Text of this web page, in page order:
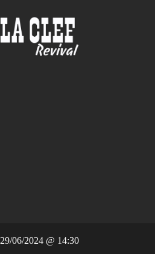
au
contenu
29/06/2024 @ 14:30